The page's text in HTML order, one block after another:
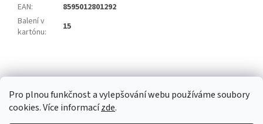
Pro plnou funkčnost a vylepšování webu používáme soubory
cookies. Více informacízde.
EAN:
8595012801292
Balení v
kartónu: 15
á